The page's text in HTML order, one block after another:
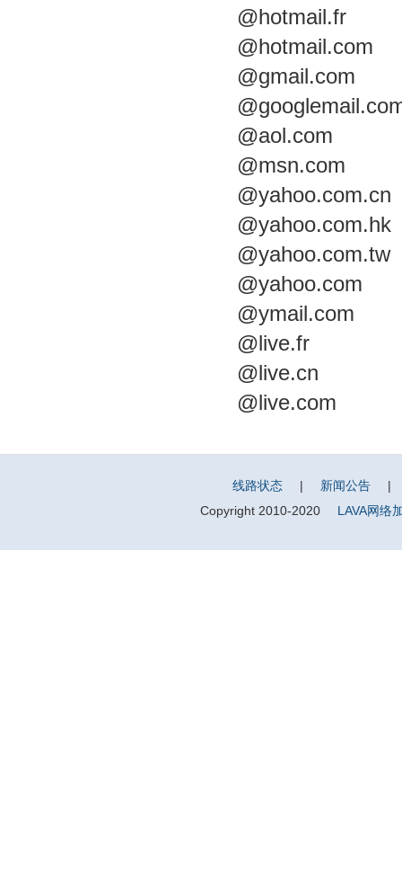
@hotmail.fr
@hotmail.com
@gmail.com
@google
@aol.com
@msn.com
@yahoo.com.cn
@yahoo.com.hk
@yahoo.com.tw
@yahoo.com
@ymail.com
@live.fr
@live.cn
@live.com
线路状态 | 新闻公告
|
Copyright 2010-2020
LAVA网络